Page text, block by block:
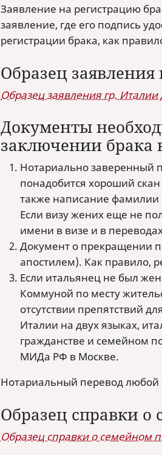
Заявление на регистрацию
заявление, где его подпись
регистрации брака, как
Образец
Образец заявления гр.
Документы
заключении брака
Нотариально заверенный
понадобится хороший скан
также написание фамилии
Если визу жених еще не
имени в визе и в
Документ о прекращении
апостилем). Как правило,
Если итальянец не был
Коммуной по месту
отсутствии препятствий
Италии на двух языках,
гражданстве и семейном
МИДа РФ в Москве.
Нотариальный перевод любой
Образец справки
Образец справки о семейном